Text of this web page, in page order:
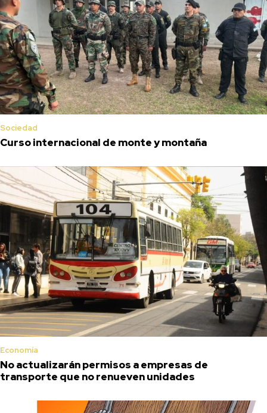
Sociedad
Curso internacional de monte y montaña
Economía
No actualizarán permisos a empresas de
transporte que no renueven unidades